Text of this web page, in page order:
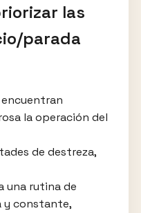
las
parada
encuentran
la operación del
de destreza,
una rutina de
y constante,